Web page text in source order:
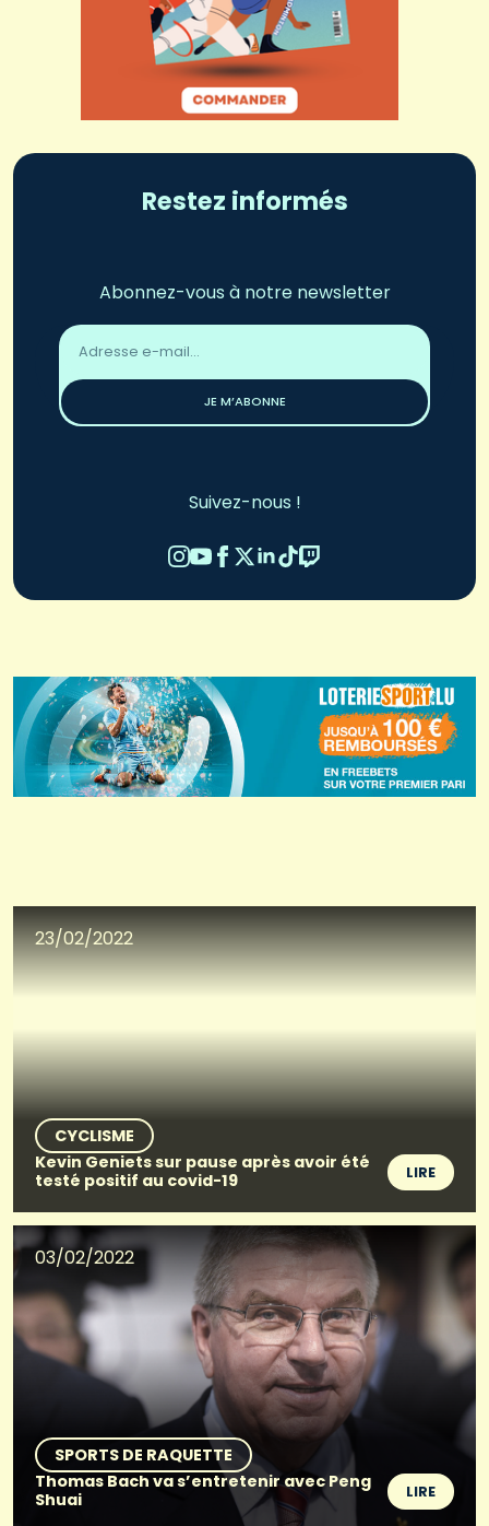
Restez informés
Abonnez-vous à notre newsletter
Adresse
email
JE M’ABONNE
Suivez-nous !
23/02/2022
CYCLISME
Kevin Geniets sur pause après avoir été
testé positif au covid-19
LIRE
03/02/2022
SPORTS DE RAQUETTE
Thomas Bach va s’entretenir avec Peng
Shuai
LIRE